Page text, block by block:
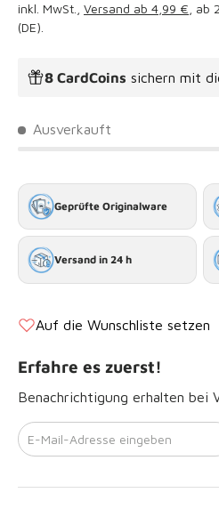
inkl. MwSt., Versand ab 4,99 € ,
(DE).
8 CardCoins sichern mit
Ausverkauft
Geprüfte Originalware
Versand in 24 h
Auf die Wunschliste setzen
Erfahre es zuerst!
Benachrichtigung erhalten bei
E-Mail-Adresse eingeben